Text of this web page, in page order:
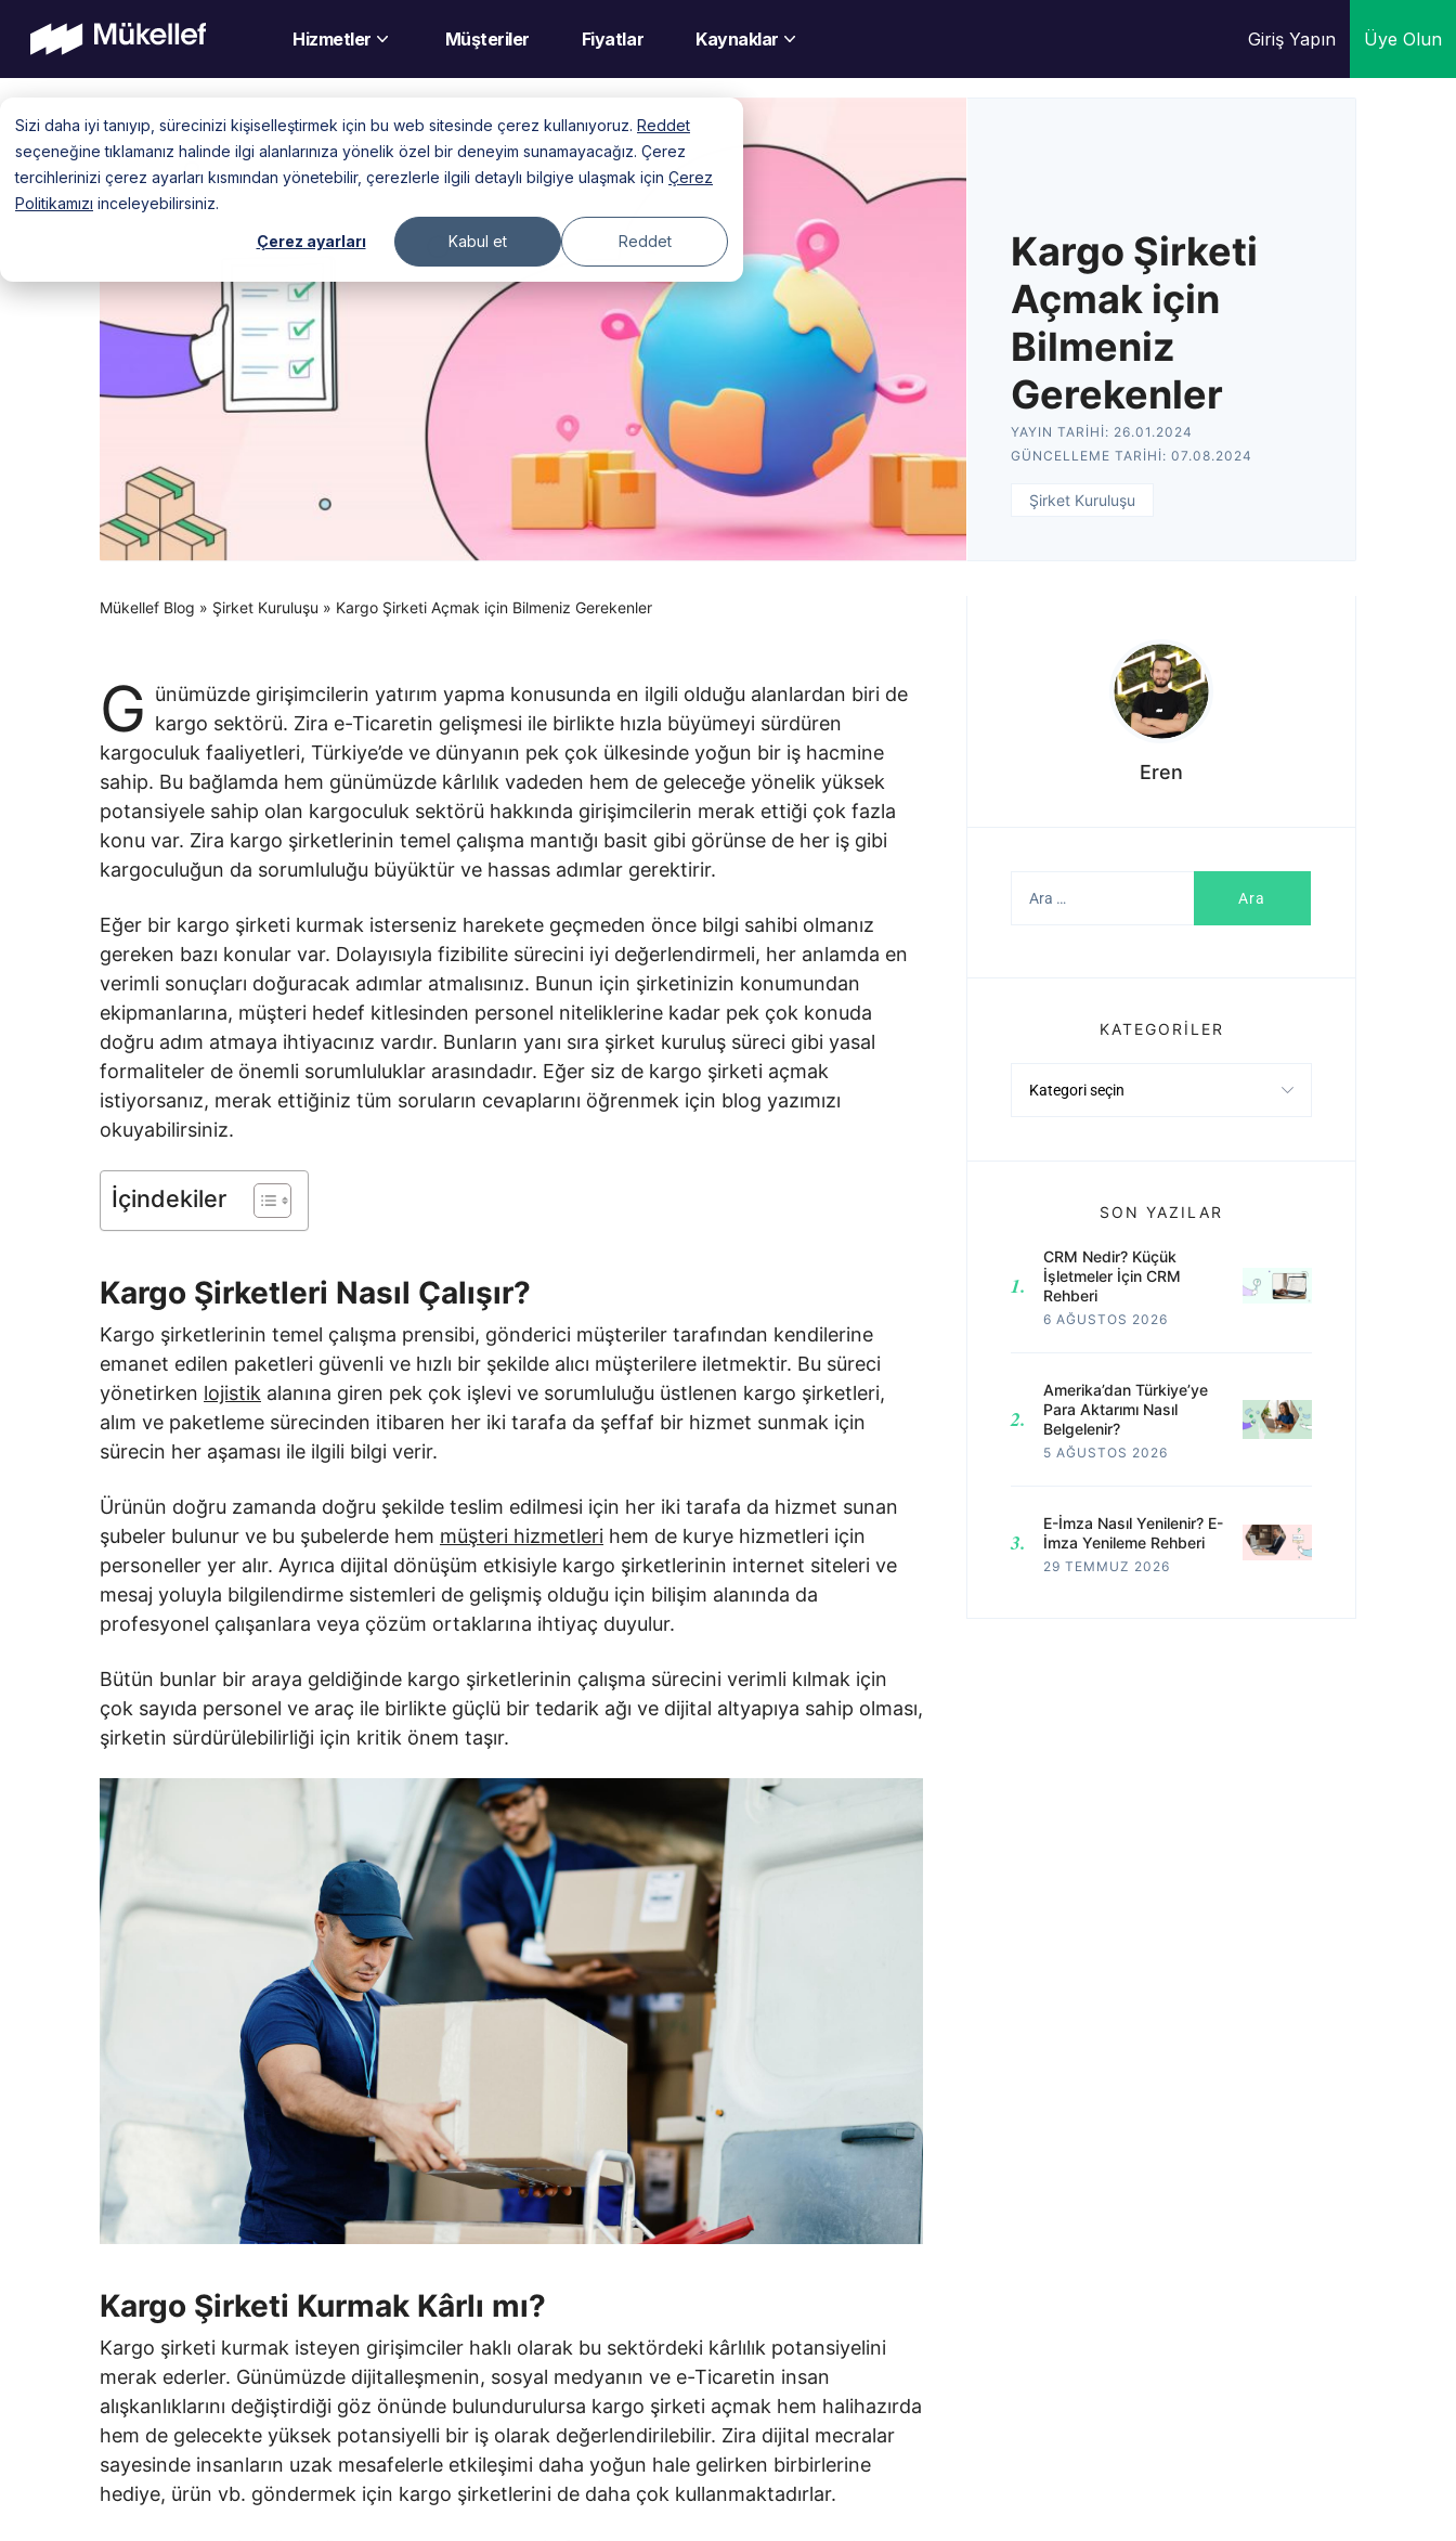
Sizi daha iyi tanıyıp, sürecinizi kişiselleştirmek için bu web sitesinde çerez kullanıyoruz. Reddet
seçeneğine tıklamanız halinde ilgi alanlarınıza yönelik özel bir deneyim sunamayacağız. Çerez
tercihlerinizi çerez ayarları kısmından yönetebilir, çerezlerle ilgili detaylı bilgiye ulaşmak için Çerez
Politikamızı inceleyebilirsiniz.
Çerez ayarları Kabul et Reddet
content
Hizmetler Müşteriler Fiyatlar Kaynaklar Giriş Yapın Üye Olun
Kargo Şirketi
Açmak için
Bilmeniz
Gerekenler
YAYIN TARIHI: 26.01.2024
GÜNCELLEME TARIHI: 07.08.2024
Şirket Kuruluşu
Mükellef Blog » Şirket Kuruluşu » Kargo Şirketi Açmak için Bilmeniz Gerekenler
G ünümüzde girişimcilerin yatırım yapma konusunda en ilgili olduğu alanlardan biri de
kargo sektörü. Zira e-Ticaretin gelişmesi ile birlikte hızla büyümeyi sürdüren
kargoculuk faaliyetleri, Türkiye’de ve dünyanın pek çok ülkesinde yoğun bir iş hacmine
sahip. Bu bağlamda hem günümüzde kârlılık vadeden hem de geleceğe yönelik yüksek
potansiyele sahip olan kargoculuk sektörü hakkında girişimcilerin merak ettiği çok fazla
konu var. Zira kargo şirketlerinin temel çalışma mantığı basit gibi görünse de her iş gibi
kargoculuğun da sorumluluğu büyüktür ve hassas adımlar gerektirir.
Eğer bir kargo şirketi kurmak isterseniz harekete geçmeden önce bilgi sahibi olmanız
gereken bazı konular var. Dolayısıyla fizibilite sürecini iyi değerlendirmeli, her anlamda en
verimli sonuçları doğuracak adımlar atmalısınız. Bunun için şirketinizin konumundan
ekipmanlarına, müşteri hedef kitlesinden personel niteliklerine kadar pek çok konuda
doğru adım atmaya ihtiyacınız vardır. Bunların yanı sıra şirket kuruluş süreci gibi yasal
formaliteler de önemli sorumluluklar arasındadır. Eğer siz de kargo şirketi açmak
istiyorsanız, merak ettiğiniz tüm soruların cevaplarını öğrenmek için blog yazımızı
okuyabilirsiniz.
İçindekiler
Kargo Şirketleri Nasıl Çalışır?
Kargo şirketlerinin temel çalışma prensibi, gönderici müşteriler tarafından kendilerine
emanet edilen paketleri güvenli ve hızlı bir şekilde alıcı müşterilere iletmektir. Bu süreci
yönetirken lojistik alanına giren pek çok işlevi ve sorumluluğu üstlenen kargo şirketleri,
alım ve paketleme sürecinden itibaren her iki tarafa da şeffaf bir hizmet sunmak için
sürecin her aşaması ile ilgili bilgi verir.
Ürünün doğru zamanda doğru şekilde teslim edilmesi için her iki tarafa da hizmet sunan
şubeler bulunur ve bu şubelerde hem müşteri hizmetleri hem de kurye hizmetleri için
personeller yer alır. Ayrıca dijital dönüşüm etkisiyle kargo şirketlerinin internet siteleri ve
mesaj yoluyla bilgilendirme sistemleri de gelişmiş olduğu için bilişim alanında da
profesyonel çalışanlara veya çözüm ortaklarına ihtiyaç duyulur.
Bütün bunlar bir araya geldiğinde kargo şirketlerinin çalışma sürecini verimli kılmak için
çok sayıda personel ve araç ile birlikte güçlü bir tedarik ağı ve dijital altyapıya sahip olması,
şirketin sürdürülebilirliği için kritik önem taşır.
Kargo Şirketi Kurmak Kârlı mı?
Kargo şirketi kurmak isteyen girişimciler haklı olarak bu sektördeki kârlılık potansiyelini
merak ederler. Günümüzde dijitalleşmenin, sosyal medyanın ve e-Ticaretin insan
alışkanlıklarını değiştirdiği göz önünde bulundurulursa kargo şirketi açmak hem halihazırda
hem de gelecekte yüksek potansiyelli bir iş olarak değerlendirilebilir. Zira dijital mecralar
sayesinde insanların uzak mesafelerle etkileşimi daha yoğun hale gelirken birbirlerine
hediye, ürün vb. göndermek için kargo şirketlerini de daha çok kullanmaktadırlar.
Eren
KATEGORILER
SON YAZILAR
CRM Nedir? Küçük
İşletmeler İçin CRM
Rehberi
6 AĞUSTOS 2026
Amerika’dan Türkiye’ye
Para Aktarımı Nasıl
Belgelenir?
5 AĞUSTOS 2026
E-İmza Nasıl Yenilenir? E-
İmza Yenileme Rehberi
29 TEMMUZ 2026